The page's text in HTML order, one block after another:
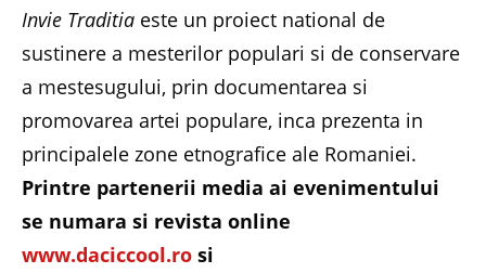
Invie Traditia este un proiect national de
sustinere a mesterilor populari si de conservare
a mestesugului, prin documentarea si
promovarea artei populare, inca prezenta in
principalele zone etnografice ale Romaniei.
Printre partenerii media ai evenimentului
se numara si revista online
www.daciccool.ro si